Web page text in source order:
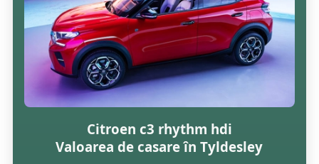
Citroen c3 rhythm hdi
Valoarea de casare în Tyldesley